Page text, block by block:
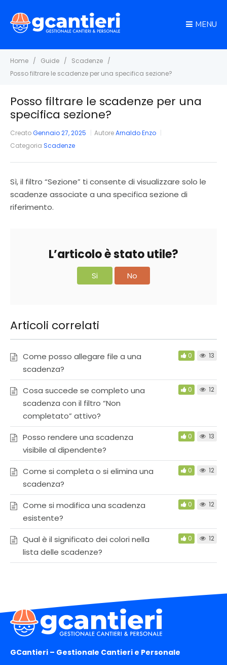
MENU
Home Guide
Scadenze
Posso filtrare le scadenze per una specifica sezione?
Posso filtrare le scadenze per una
specifica sezione?
CreatoGennaio 27, 2025 AutoreArnaldo Enzo
Categoria Scadenze
Sì, il filtro “Sezione” ti consente di visualizzare solo le
scadenze associate a una specifica sezione di
riferimento.
L’articolo è stato utile?
Si No
Articoli correlati
Come posso allegare file a una
scadenza?
0 13
Cosa succede se completo una
scadenza con il filtro “Non
completato” attivo?
0 12
Posso rendere una scadenza
visibile al dipendente?
0 13
Come si completa o si elimina una
scadenza?
0 12
Come si modifica una scadenza
esistente?
0 12
Qual è il significato dei colori nella
lista delle scadenze?
0 12
GCantieri – Gestionale Cantieri e Personale